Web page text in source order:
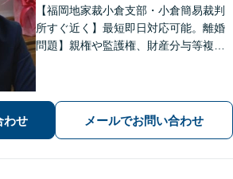
【福岡地家裁小倉支部・小倉簡易裁判
所すぐ近く】最短即日対応可能。離婚
問題】親権や監護権、財産分与等複雑
力と交渉力を強みに円満な相続へ。
わせ メールでお問い合わせ